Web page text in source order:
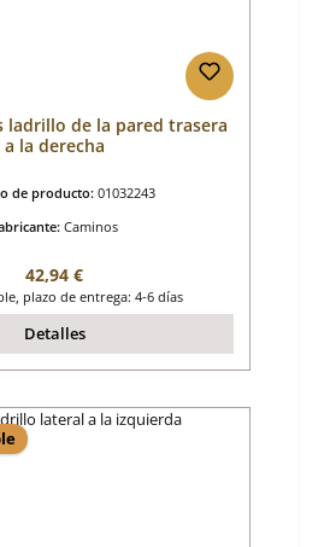
ladrillo de la pared trasera
a la derecha
de producto: 01032243
Caminos
Precio normal:
42,94 €
plazo de entrega: 4-6 días
Detalles